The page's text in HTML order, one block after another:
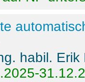
habil. Erik